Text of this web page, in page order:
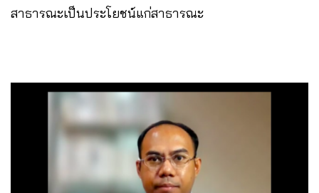
สาธารณะเป็นประโยชน์แก่สาธารณะ